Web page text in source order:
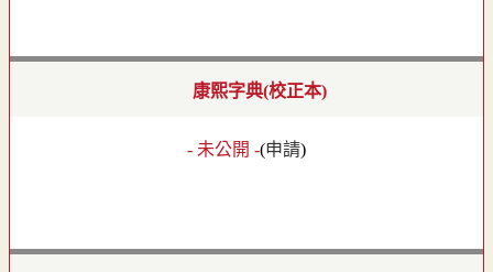
康熙字典(校正本)
- 未公開 -(申請)